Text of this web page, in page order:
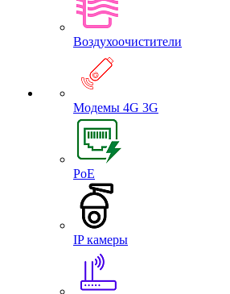
Воздухоочистители
Модемы 4G 3G
PoE
IP камеры